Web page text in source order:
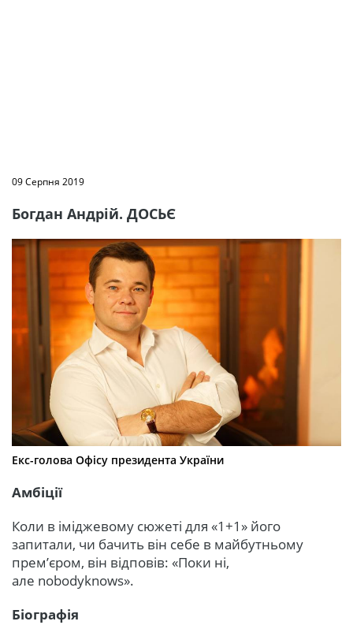
09 Серпня 2019
Богдан Андрій. ДОСЬЄ
Екс-голова Офісу президента України
Амбіції
Коли в іміджевому сюжеті для «1+1» його
запитали, чи бачить він себе в майбутньому
прем’єром, він відповів: «Поки ні,
але nobodyknows».
Біографія